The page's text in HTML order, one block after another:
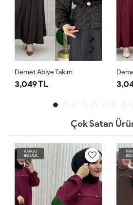
Demet Abiye Takım
3,049 TL
Çok Satan
KARGO
BEDAVA